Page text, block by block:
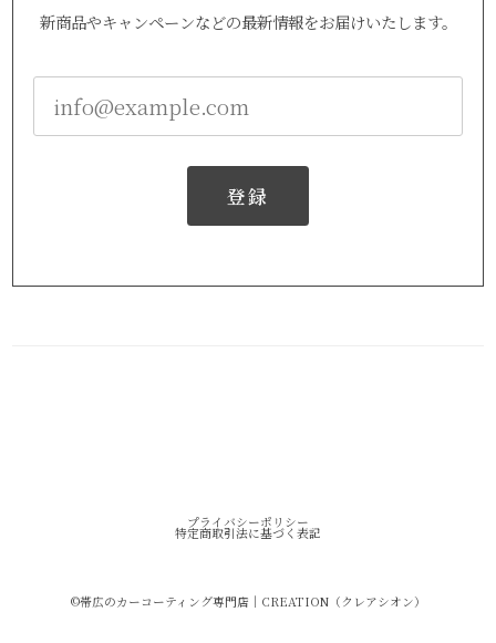
新商品やキャンペーンなどの最新情報をお届けいたします。
登録
プライバシーポリシー
特定商取引法に基づく表記
©︎帯広のカーコーティング専門店｜CREATION（クレアシオン）